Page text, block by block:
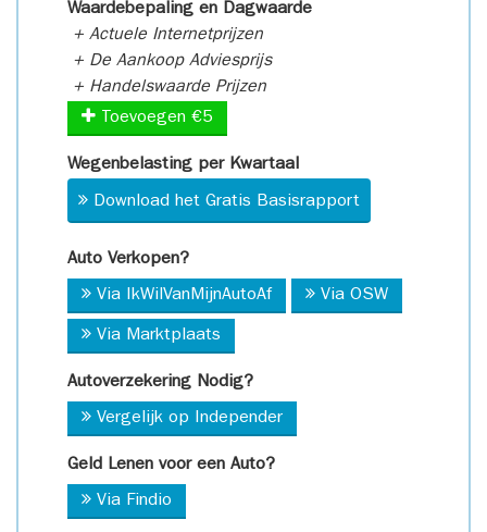
Waardebepaling en Dagwaarde
+ Actuele Internetprijzen
+ De Aankoop Adviesprijs
+ Handelswaarde Prijzen
Toevoegen €5
Wegenbelasting per Kwartaal
Download het Gratis Basisrapport
Auto Verkopen?
Via IkWilVanMijnAutoAf Via OSW
Via Marktplaats
Autoverzekering Nodig?
Vergelijk op Independer
Geld Lenen voor een Auto?
Via Findio